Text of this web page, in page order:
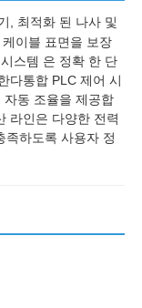
, 최적화 된 나사 및
이블 표면을 보장
스템 은 정확 한 단
다통합 PLC 제어 시
동 조율을 제공합
라인은 다양한 전력
족하도록 사용자 정